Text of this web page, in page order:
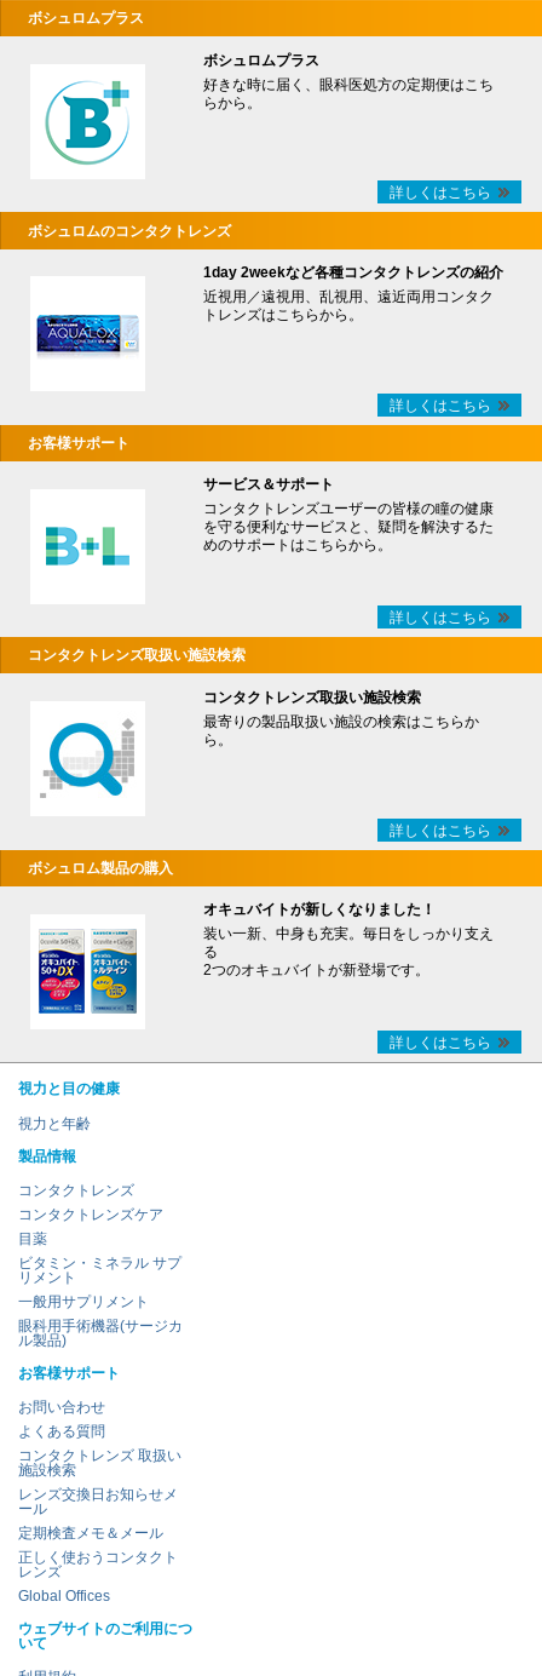
ボシュロムプラス
ボシュロムプラス
好きな時に届く、眼科医処方の定期便はこち
らから。
詳しくはこちら
ボシュロムのコンタクトレンズ
1day 2weekなど各種コンタクトレンズの紹介
近視用／遠視用、乱視用、遠近両用コンタク
トレンズはこちらから。
詳しくはこちら
お客様サポート
サービス＆サポート
コンタクトレンズユーザーの皆様の瞳の健康
を守る便利なサービスと、疑問を解決するた
めのサポートはこちらから。
詳しくはこちら
コンタクトレンズ取扱い施設検索
コンタクトレンズ取扱い施設検索
最寄りの製品取扱い施設の検索はこちらか
ら。
詳しくはこちら
ボシュロム製品の購入
オキュバイトが新しくなりました！
装い一新、中身も充実。毎日をしっかり支え
る
2つのオキュバイトが新登場です。
詳しくはこちら
視力と目の健康
視力と年齢
製品情報
コンタクトレンズ
コンタクトレンズケア
目薬
ビタミン・ミネラル サプ
リメント
一般用サプリメント
眼科用手術機器(サージカ
ル製品)
お客様サポート
お問い合わせ
よくある質問
コンタクトレンズ 取扱い
施設検索
レンズ交換日お知らせメ
ール
定期検査メモ＆メール
正しく使おうコンタクト
レンズ
Global Offices
ウェブサイトのご利用につ
いて